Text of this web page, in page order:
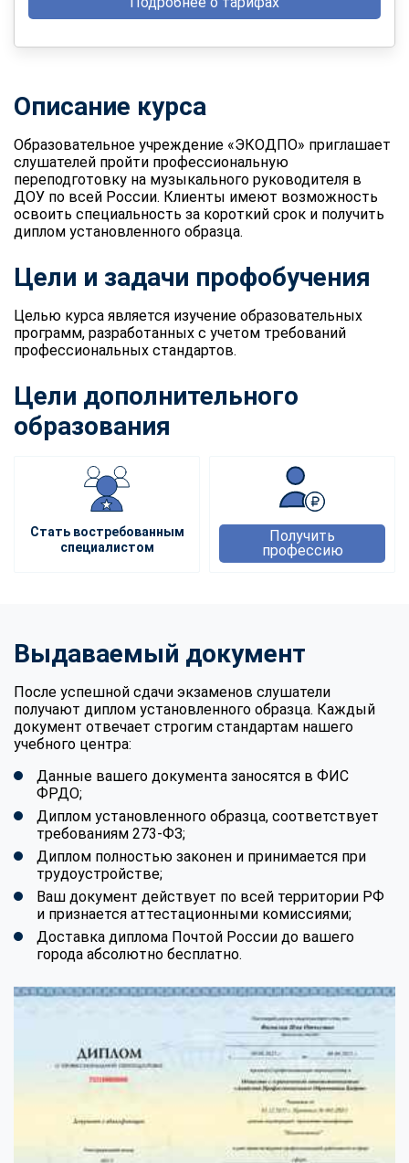
Описание курса
Образовательное учреждение «ЭКОДПО» приглашает
слушателей пройти профессиональную
переподготовку на музыкального руководителя в
ДОУ по всей России. Клиенты имеют возможность
освоить специальность за короткий срок и получить
диплом установленного образца.
Цели и задачи профобучения
Целью курса является изучение образовательных
программ, разработанных с учетом требований
профессиональных стандартов.
Цели дополнительного
образования
Стать востребованным
специалистом
Получить
профессию
Выдаваемый документ
После успешной сдачи экзаменов слушатели
получают диплом установленного образца. Каждый
документ отвечает строгим стандартам нашего
учебного центра:
Данные вашего документа заносятся в ФИС
ФРДО;
Диплом установленного образца, соответствует
требованиям 273-ФЗ;
Диплом полностью законен и принимается при
трудоустройстве;
Ваш документ действует по всей территории РФ
и признается аттестационными комиссиями;
Доставка диплома Почтой России до вашего
города абсолютно бесплатно.